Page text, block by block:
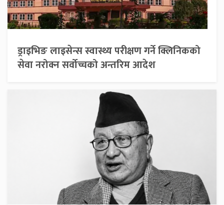
ड्राइभिङ लाइसेन्स स्वास्थ्य परीक्षण गर्ने क्लिनिकको
सेवा नरोक्न सर्वोच्चको अन्तरिम आदेश